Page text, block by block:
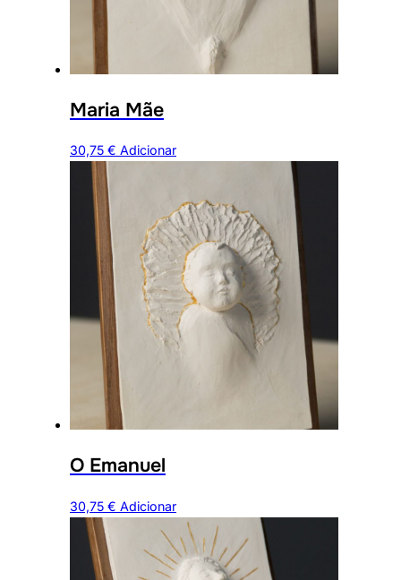
Maria Mãe
30,75 € Adicionar
O Emanuel
30,75 € Adicionar